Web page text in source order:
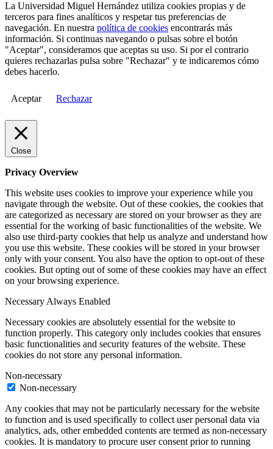
La Universidad Miguel Hernández utiliza cookies propias y de
terceros para fines analíticos y respetar tus preferencias de
navegación. En nuestra política de cookies encontrarás más
información. Si continuas navegando o pulsas sobre el botón
"Aceptar", consideramos que aceptas su uso. Si por el contrario
quieres rechazarlas pulsa sobre "Rechazar" y te indicaremos cómo
debes hacerlo.
Aceptar Rechazar
Close
Privacy Overview
This website uses cookies to improve your experience while you
navigate through the website. Out of these cookies, the cookies that
are categorized as necessary are stored on your browser as they are
essential for the working of basic functionalities of the website. We
also use third-party cookies that help us analyze and understand how
you use this website. These cookies will be stored in your browser
only with your consent. You also have the option to opt-out of these
cookies. But opting out of some of these cookies may have an effect
on your browsing experience.
NecessaryAlways Enabled
Necessary cookies are absolutely essential for the website to
function properly. This category only includes cookies that ensures
basic functionalities and security features of the website. These
cookies do not store any personal information.
Non-necessary
Non-necessary
Any cookies that may not be particularly necessary for the website
to function and is used specifically to collect user personal data via
analytics, ads, other embedded contents are termed as non-necessary
cookies. It is mandatory to procure user consent prior to running